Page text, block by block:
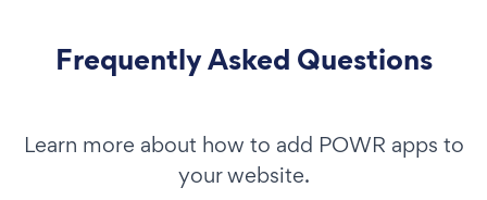
Frequently Asked Questions
Learn more about how to add POWR apps to
your website.